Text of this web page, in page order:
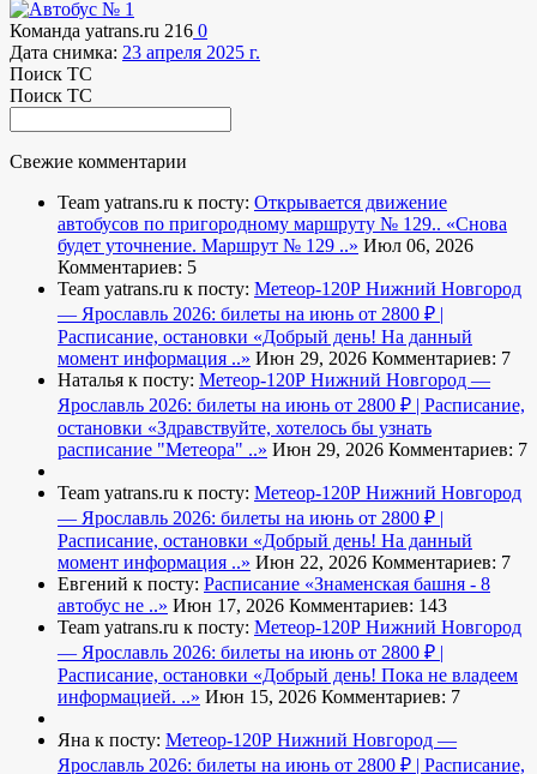
Команда yatrans.ru 216 0
Дата снимка: 23 апреля 2025 г.
Поиск ТС
Поиск ТС
Свежие комментарии
Team yatrans.ru к посту: Открывается движение
автобусов по пригородному маршруту № 129.. «Снова
будет уточнение. Маршрут № 129 ..» Июл 06, 2026
Комментариев: 5
Team yatrans.ru к посту: Метеор-120Р Нижний Новгород
— Ярославль 2026: билеты на июнь от 2800 ₽ |
Расписание, остановки «Добрый день! На данный
момент информация ..» Июн 29, 2026 Комментариев: 7
Наталья к посту: Метеор-120Р Нижний Новгород —
Ярославль 2026: билеты на июнь от 2800 ₽ | Расписание,
остановки «Здравствуйте, хотелось бы узнать
расписание "Метеора" ..» Июн 29, 2026 Комментариев: 7
Team yatrans.ru к посту: Метеор-120Р Нижний Новгород
— Ярославль 2026: билеты на июнь от 2800 ₽ |
Расписание, остановки «Добрый день! На данный
момент информация ..» Июн 22, 2026 Комментариев: 7
Евгений к посту: Расписание «Знаменская башня - 8
автобус не ..» Июн 17, 2026 Комментариев: 143
Team yatrans.ru к посту: Метеор-120Р Нижний Новгород
— Ярославль 2026: билеты на июнь от 2800 ₽ |
Расписание, остановки «Добрый день! Пока не владеем
информацией. ..» Июн 15, 2026 Комментариев: 7
Яна к посту: Метеор-120Р Нижний Новгород —
Ярославль 2026: билеты на июнь от 2800 ₽ | Расписание,